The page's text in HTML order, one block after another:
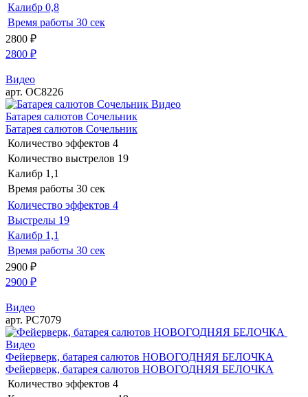
Калибр 0,8
Время работы 30 сек
2800 ₽
2800 ₽
Видео
арт. ОС8226
Видео
Батарея салютов Сочельник
Батарея салютов Сочельник
Количество эффектов 4
Количество выстрелов 19
Калибр 1,1
Время работы 30 сек
Количество эффектов 4
Выстрелы 19
Калибр 1,1
Время работы 30 сек
2900 ₽
2900 ₽
Видео
арт. РС7079
Видео
Фейерверк, батарея салютов НОВОГОДНЯЯ БЕЛОЧКА
Фейерверк, батарея салютов НОВОГОДНЯЯ БЕЛОЧКА
Количество эффектов 4